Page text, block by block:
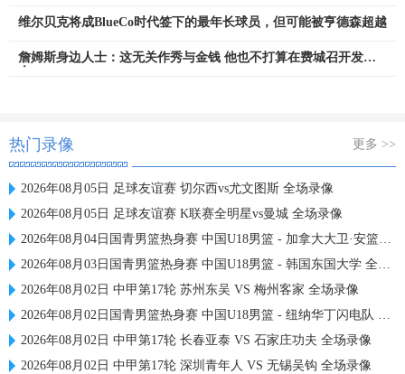
维尔贝克将成BlueCo时代签下的最年长球员，但可能被亨德森超越
詹姆斯身边人士：这无关作秀与金钱 他也不打算在费城召开发布
热门录像 更多 >>
2026年08月05日 足球友谊赛 切尔西vs尤文图斯 全场录像
2026年08月05日 足球友谊赛 K联赛全明星vs曼城 全场录像
2026年08月04日国青男篮热身赛 中国U18男篮 - 加拿大大卫·安篮球学院 全场录像
2026年08月03日国青男篮热身赛 中国U18男篮 - 韩国东国大学 全场录像
2026年08月02日 中甲第17轮 苏州东吴 VS 梅州客家 全场录像
2026年08月02日国青男篮热身赛 中国U18男篮 - 纽纳华丁闪电队 全场录像
2026年08月02日 中甲第17轮 长春亚泰 VS 石家庄功夫 全场录像
2026年08月02日 中甲第17轮 深圳青年人 VS 无锡吴钩 全场录像